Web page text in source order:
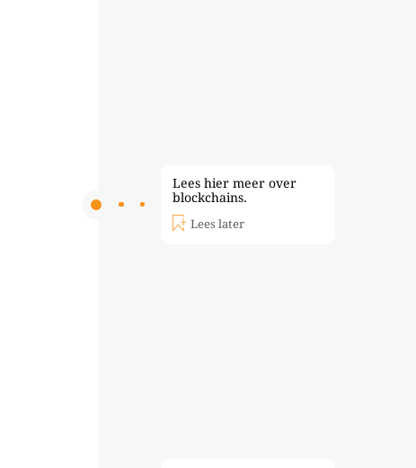
Lees hier meer over
blockchains.
Lees later